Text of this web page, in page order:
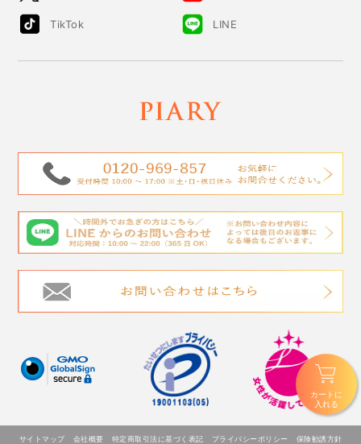
カートに
入れる
TikTok LINE
サイトマップ 会社概要 特定商取引法に基づく表記 プライバシーポリシー 保険勧誘方針